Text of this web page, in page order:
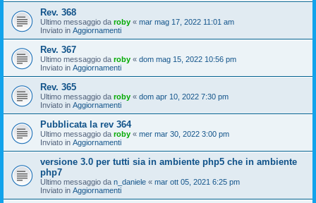
Rev. 368
Ultimo messaggio da roby « mar mag 17, 2022 11:01 am
Inviato in Aggiornamenti
Rev. 367
Ultimo messaggio da roby « dom mag 15, 2022 10:56 pm
Inviato in Aggiornamenti
Rev. 365
Ultimo messaggio da roby « dom apr 10, 2022 7:30 pm
Inviato in Aggiornamenti
Pubblicata la rev 364
Ultimo messaggio da roby « mer mar 30, 2022 3:00 pm
Inviato in Aggiornamenti
versione 3.0 per tutti sia in ambiente php5 che in ambiente
php7
Ultimo messaggio da n_daniele « mar ott 05, 2021 6:25 pm
Inviato in Aggiornamenti